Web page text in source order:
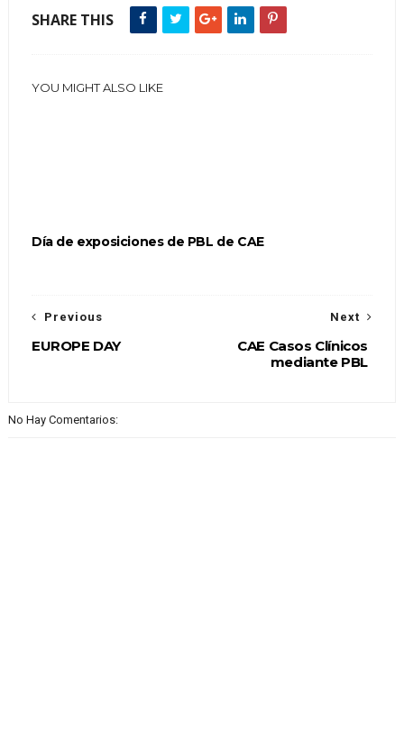
SHARE THIS
YOU MIGHT ALSO LIKE
Día de exposiciones de PBL de CAE
Next
CAE Casos Clínicos
mediante PBL
Previous
EUROPE DAY
No Hay Comentarios: